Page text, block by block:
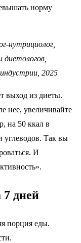
норму
нутрициолог,
диетологов,
2025
выход из диеты.
нее, увеличивайте
на 50 ккал в
углеводов. Так вы
И
дней
порция еды.